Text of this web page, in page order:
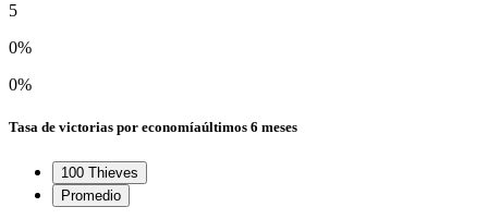
5
0%
0%
Tasa de victorias por economíaúltimos 6 meses
100 Thieves
Promedio